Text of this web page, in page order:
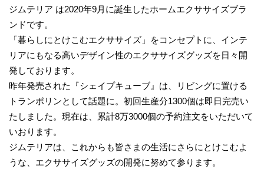
ジムテリア は2020年9月に誕生したホームエクササイズブラ
ンドです。
「暮らしにとけこむエクササイズ」をコンセプトに、インテ
リアにもなる高いデザイン性のエクササイズグッズを日々開
発しております。
昨年発売された『シェイプキューブ』は、リビングに置ける
トランポリンとして話題に。初回生産分1300個は即日完売い
たしました。現在は、累計8万3000個の予約注文をいただいて
いおります。
ジムテリアは、これからも皆さまの生活にさらにとけこむよ
うな、エクササイズグッズの開発に努めて参ります。